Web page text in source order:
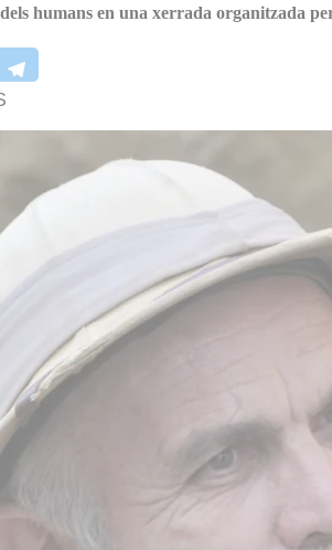
humans en una xerrada organitzada